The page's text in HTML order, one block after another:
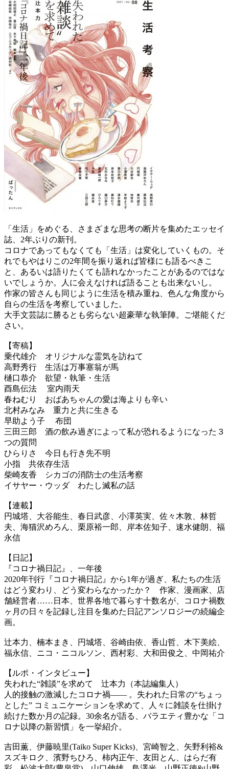
「生活」をめぐる、さまざまな思考の断片を集めたエッセイ
誌、2年ぶりの新刊。
コロナであってもなくても「生活」は変化していくもの。そ
れでもやはりこの2年間を振り返れば皆様にも語るべきこ
と、あるいは語りたくても語れなかったことがあるのではな
いでしょうか。人に会えなければ語ることも出来ないし。
作家の皆さんも同じように生活を積み重ね、色んな角度から
自らの生活を考察していました。
大手文芸誌に勝るとも劣らない超豪華な執筆陣。ご堪能くだ
さい。
【寄稿】
乗代雄介 オリジナルな霊気を訪ねて
高野秀行 生活は万事塞翁が馬
樋口恭介 欲望・執筆・生活
酉島伝法 室内雨天
春ねむり おばあちゃんの愛は海よりも辛い
北村みなみ 重力と共に生きる
早助よう子 布団
三田三郎 酒の飲み過ぎによって私が恐れるようになった３
つの質問
ひらりさ 今日も行き先不明
小指 共依存生活
柴崎友香 シカゴの消防士の生活考察
イサヤー・ウッダ わたし滅私の話
【連載】
円城塔、大谷能生、春日武彦、小澤英実、佐々木敦、林哲
夫、海猫沢めろん、栗原裕一郎、岸本佐知子、速水健朗、福
永信
【日記】
『コロナ禍日記』、一年後
2020年刊行『コロナ禍日記』から1年が過ぎ、私たちの生活
はどう変わり、どう変わらなかったか？ 作家、漫画家、店
舗経営者……日本、世界各地で暮らす十数名が、コロナ禍数
ヶ月の日々を記録し注目を集めた日記アンソロジーの続編企
画。
辻本力、楠本まき、円城塔、谷崎由依、香山哲、木下美絵、
福永信、ニコ・ニコルソン、西村彩、大和田俊之、中岡祐介
【ルポ・インタビュー】
失われた“雑談”を求めて 辻本力（本誌編集人）
人的接触の激減したコロナ禍—— 。失われた日常の“ちょっ
とした” コミュニケーションを求めて、人々に雑談を仕掛け
続けた数か月の記録。30余名が語る、バラエティ豊かな「コ
ロナ以降の新習慣」を一挙紹介。
吉田薫、伊藤暁里(Taiko Super Kicks)、宮崎智之、矢野利裕&
スズキロク、濱野ちひろ、柿内正午、友田とん、はらだ有